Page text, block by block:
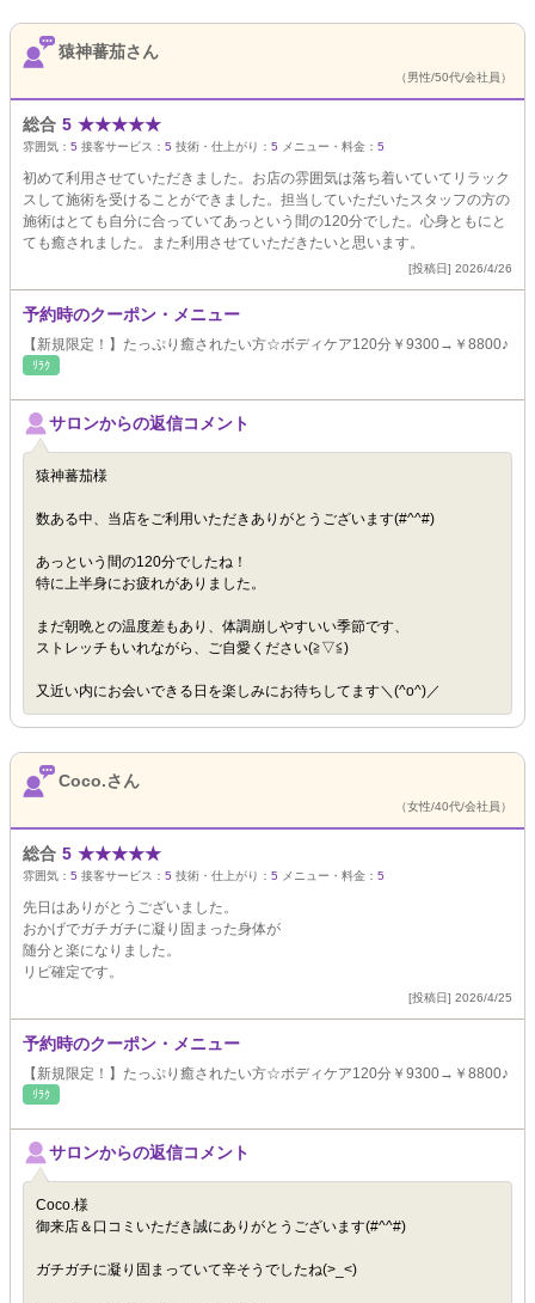
猿神蕃茄さん
（男性/50代/会社員）
総合 5 ★★★★★
雰囲気： 5 接客サービス： 5 技術・仕上がり： 5 メニュー・料金： 5
初めて利用させていただきました。お店の雰囲気は落ち着いていてリラック
スして施術を受けることができました。担当していただいたスタッフの方の
施術はとても自分に合っていてあっという間の120分でした。心身ともにと
ても癒されました。また利用させていただきたいと思います。
[投稿日] 2026/4/26
予約時のクーポン・メニュー
【新規限定！】たっぷり癒されたい方☆ボディケア120分￥9300→￥8800♪
ﾘﾗｸ
サロンからの返信コメント
猿神蕃茄様
数ある中、当店をご利用いただきありがとうございます(#^^#)
あっという間の120分でしたね！
特に上半身にお疲れがありました。
まだ朝晩との温度差もあり、体調崩しやすいい季節です、
ストレッチもいれながら、ご自愛ください(≧▽≦)
又近い内にお会いできる日を楽しみにお待ちしてます＼(^o^)／
Coco.さん
（女性/40代/会社員）
総合 5 ★★★★★
雰囲気： 5 接客サービス： 5 技術・仕上がり： 5 メニュー・料金： 5
先日はありがとうございました。
おかげでガチガチに凝り固まった身体が
随分と楽になりました。
リピ確定です。
[投稿日] 2026/4/25
予約時のクーポン・メニュー
【新規限定！】たっぷり癒されたい方☆ボディケア120分￥9300→￥8800♪
ﾘﾗｸ
サロンからの返信コメント
Coco.様
御来店＆口コミいただき誠にありがとうございます(#^^#)
ガチガチに凝り固まっていて辛そうでしたね(>_<)